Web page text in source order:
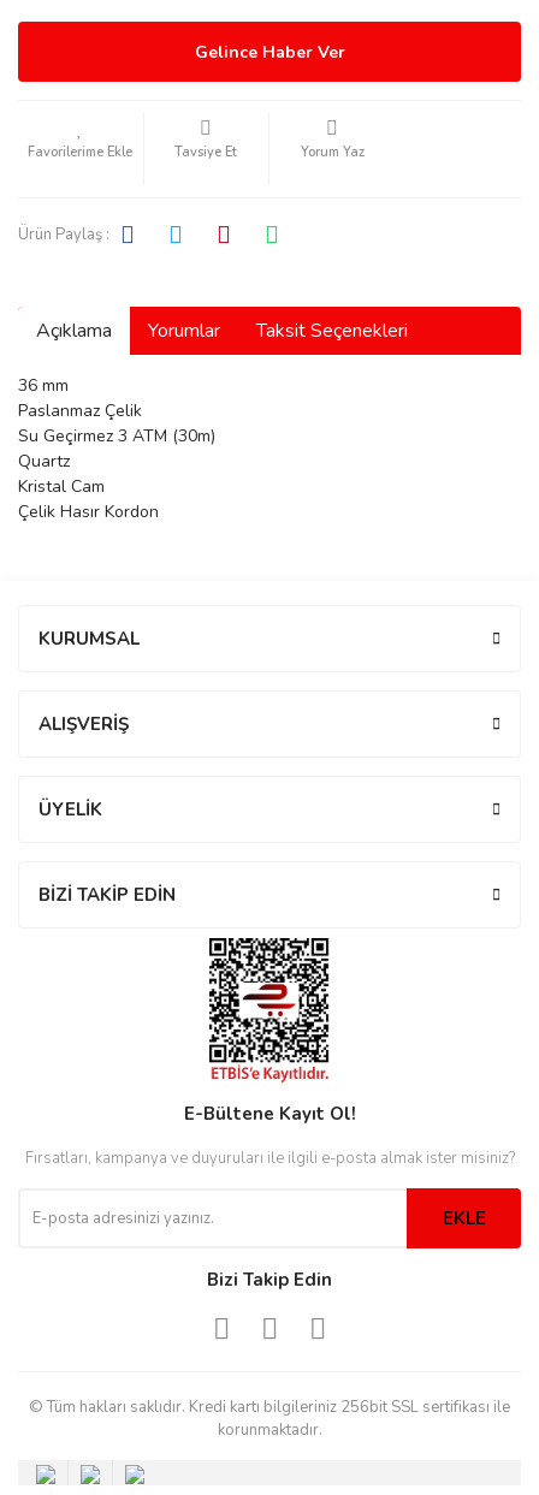
Gelince Haber Ver
Tavsiye Et Yorum Yaz
Ürün Paylaş :
Açıklama Yorumlar Taksit Seçenekleri
36 mm
Paslanmaz Çelik
Su Geçirmez 3 ATM (30m)
Quartz
Kristal Cam
Çelik Hasır Kordon
KURUMSAL
ALIŞVERİŞ
ÜYELİK
BİZİ TAKİP EDİN
E-Bültene Kayıt Ol!
Fırsatları, kampanya ve duyuruları ile ilgili e-posta almak ister misiniz?
EKLE
Bizi Takip Edin
© Tüm hakları saklıdır. Kredi kartı bilgileriniz 256bit SSL sertifikası ile
korunmaktadır.